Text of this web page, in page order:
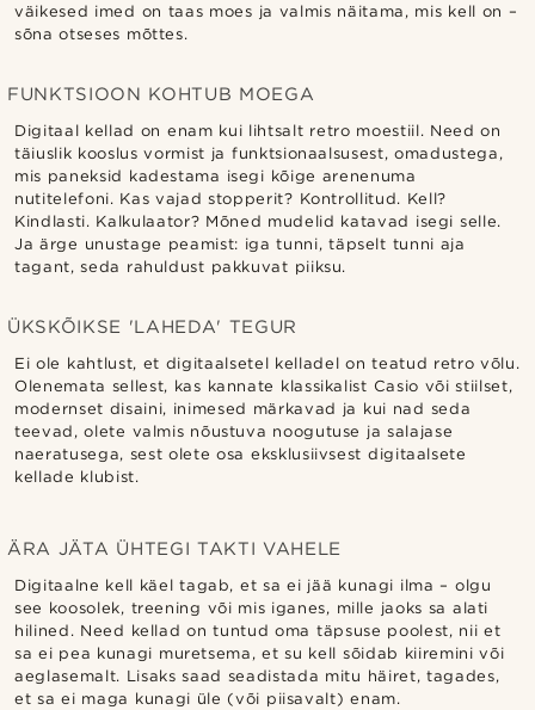
väikesed imed on taas moes ja valmis näitama, mis kell on –
sõna otseses mõttes.
FUNKTSIOON KOHTUB MOEGA
Digitaal kellad on enam kui lihtsalt retro moestiil. Need on
täiuslik kooslus vormist ja funktsionaalsusest, omadustega,
mis paneksid kadestama isegi kõige arenenuma
nutitelefoni. Kas vajad stopperit? Kontrollitud. Kell?
Kindlasti. Kalkulaator? Mõned mudelid katavad isegi selle.
Ja ärge unustage peamist: iga tunni, täpselt tunni aja
tagant, seda rahuldust pakkuvat piiksu.
ÜKSKÕIKSE 'LAHEDA' TEGUR
Ei ole kahtlust, et digitaalsetel kelladel on teatud retro võlu.
Olenemata sellest, kas kannate klassikalist Casio või stiilset,
modernset disaini, inimesed märkavad ja kui nad seda
teevad, olete valmis nõustuva noogutuse ja salajase
naeratusega, sest olete osa eksklusiivsest digitaalsete
kellade klubist.
ÄRA JÄTA ÜHTEGI TAKTI VAHELE
Digitaalne kell käel tagab, et sa ei jää kunagi ilma – olgu
see koosolek, treening või mis iganes, mille jaoks sa alati
hilined. Need kellad on tuntud oma täpsuse poolest, nii et
sa ei pea kunagi muretsema, et su kell sõidab kiiremini või
aeglasemalt. Lisaks saad seadistada mitu häiret, tagades,
et sa ei maga kunagi üle (või piisavalt) enam.